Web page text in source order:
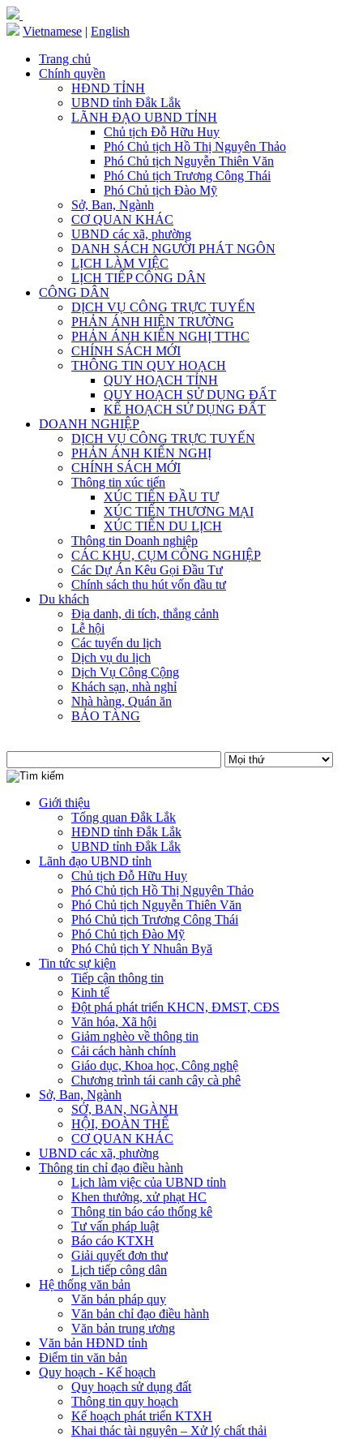
Vietnamese | English
Trang chủ
Chính quyền
HĐND TỈNH
UBND tỉnh Đắk Lắk
LÃNH ĐẠO UBND TỈNH
Chủ tịch Đỗ Hữu Huy
Phó Chủ tịch Hồ Thị Nguyên Thảo
Phó Chủ tịch Nguyễn Thiên Văn
Phó Chủ tịch Trương Công Thái
Phó Chủ tịch Đào Mỹ
Sở, Ban, Ngành
CƠ QUAN KHÁC
UBND các xã, phường
DANH SÁCH NGƯỜI PHÁT NGÔN
LỊCH LÀM VIỆC
LỊCH TIẾP CÔNG DÂN
CÔNG DÂN
DỊCH VỤ CÔNG TRỰC TUYẾN
PHẢN ÁNH HIỆN TRƯỜNG
PHẢN ÁNH KIẾN NGHỊ TTHC
CHÍNH SÁCH MỚI
THÔNG TIN QUY HOẠCH
QUY HOẠCH TỈNH
QUY HOẠCH SỬ DỤNG ĐẤT
KẾ HOẠCH SỬ DỤNG ĐẤT
DOANH NGHIỆP
DỊCH VỤ CÔNG TRỰC TUYẾN
PHẢN ÁNH KIẾN NGHỊ
CHÍNH SÁCH MỚI
Thông tin xúc tiến
XÚC TIẾN ĐẦU TƯ
XÚC TIẾN THƯƠNG MẠI
XÚC TIẾN DU LỊCH
Thông tin Doanh nghiệp
CÁC KHU, CỤM CÔNG NGHIỆP
Các Dự Án Kêu Gọi Đầu Tư
Chính sách thu hút vốn đầu tư
Du khách
Địa danh, di tích, thắng cảnh
Lễ hội
Các tuyến du lịch
Dịch vụ du lịch
Dịch Vụ Công Cộng
Khách sạn, nhà nghỉ
Nhà hàng, Quán ăn
BẢO TÀNG
Giới thiệu
Tổng quan Đắk Lắk
HĐND tỉnh Đắk Lắk
UBND tỉnh Đắk Lắk
Lãnh đạo UBND tỉnh
Chủ tịch Đỗ Hữu Huy
Phó Chủ tịch Hồ Thị Nguyên Thảo
Phó Chủ tịch Nguyễn Thiên Văn
Phó Chủ tịch Trương Công Thái
Phó Chủ tịch Đào Mỹ
Phó Chủ tịch Y Nhuân Byă
Tin tức sự kiện
Tiếp cận thông tin
Kinh tế
Đột phá phát triển KHCN, ĐMST, CĐS
Văn hóa, Xã hội
Giảm nghèo về thông tin
Cải cách hành chính
Giáo dục, Khoa học, Công nghệ
Chương trình tái canh cây cà phê
Sở, Ban, Ngành
SỞ, BAN, NGÀNH
HỘI, ĐOÀN THỂ
CƠ QUAN KHÁC
UBND các xã, phường
Thông tin chỉ đạo điều hành
Lịch làm việc của UBND tỉnh
Khen thưởng, xử phạt HC
Thông tin báo cáo thống kê
Tư vấn pháp luật
Báo cáo KTXH
Giải quyết đơn thư
Lịch tiếp công dân
Hệ thống văn bản
Văn bản pháp quy
Văn bản chỉ đạo điều hành
Văn bản trung ương
Văn bản HĐND tỉnh
Điểm tin văn bản
Quy hoạch - Kế hoạch
Quy hoạch sử dụng đất
Thông tin quy hoạch
Kế hoạch phát triển KTXH
Khai thác tài nguyên – Xử lý chất thải